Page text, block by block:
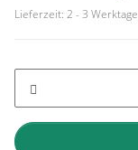
Lieferzeit: 2 - 3 Werktage